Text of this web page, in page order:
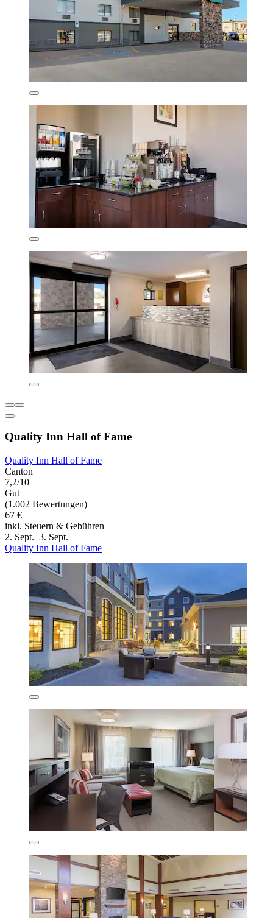
Quality Inn Hall of Fame
Quality Inn Hall of Fame
Canton
7,2/10
Gut
(1.002 Bewertungen)
67 €
inkl. Steuern & Gebühren
2. Sept.–3. Sept.
Quality Inn Hall of Fame